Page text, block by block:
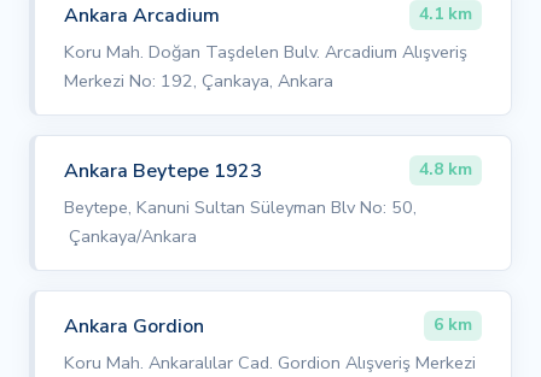
Ankara Arcadium 4.1 km
Koru Mah. Doğan Taşdelen Bulv. Arcadium Alışveriş
Merkezi No: 192, Çankaya, Ankara
Ankara Beytepe 1923 4.8 km
Beytepe, Kanuni Sultan Süleyman Blv No: 50,
Çankaya/Ankara
Ankara Gordion 6 km
Koru Mah. Ankaralılar Cad. Gordion Alışveriş Merkezi